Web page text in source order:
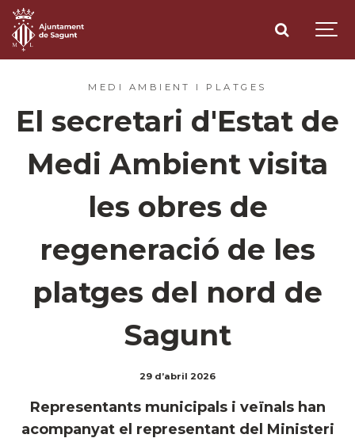
MEDI AMBIENT I PLATGES
El secretari d'Estat de
Medi Ambient visita
les obres de
regeneració de les
platges del nord de
Sagunt
29 d’abril 2026
Representants municipals i veïnals han
acompanyat el representant del Ministeri